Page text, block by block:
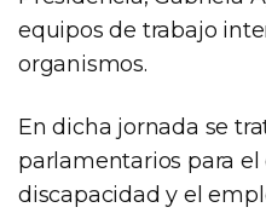
equipos de trabajo
organismos.
En dicha jornada se
parlamentarios para
discapacidad y el